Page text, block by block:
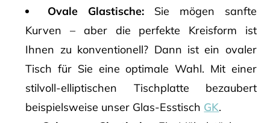
Ovale Glastische: Sie mögen sanfte
Kurven – aber die perfekte Kreisform ist
Ihnen zu konventionell? Dann ist ein ovaler
Tisch für Sie eine optimale Wahl. Mit einer
stilvoll-elliptischen Tischplatte bezaubert
beispielsweise unser Glas-Esstisch GK.